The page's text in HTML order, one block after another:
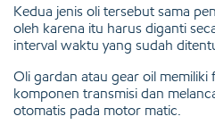
Kedua jenis oli tersebut sama
oleh karena itu harus diganti
interval waktu yang sudah
Oli gardan atau gear oil
komponen transmisi dan
otomatis pada motor matic.